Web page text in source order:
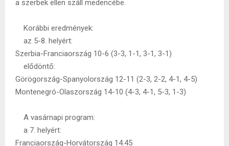
a szerbek ellen száll medencébe.
Korábbi eredmények:
az 5-8. helyért:
Szerbia-Franciaország 10-6 (3-3, 1-1, 3-1, 3-1)
elődöntő:
Görögország-Spanyolország 12-11 (2-3, 2-2, 4-1, 4-5)
Montenegró-Olaszország 14-10 (4-3, 4-1, 5-3, 1-3)
A vasárnapi program:
a 7. helyért:
Franciaország-Horvátország 14.45